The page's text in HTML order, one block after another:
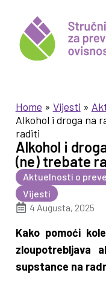
Home » Vijesti »
Alkohol i droga na
raditi
Alkohol i
(ne) trebate
Aktuelnosti o
Vijesti
4 Augusta, 2025
Kako pomoći
zloupotrebljava
supstance na